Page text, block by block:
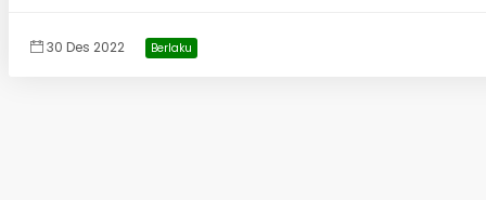
30 Des 2022 Berlaku